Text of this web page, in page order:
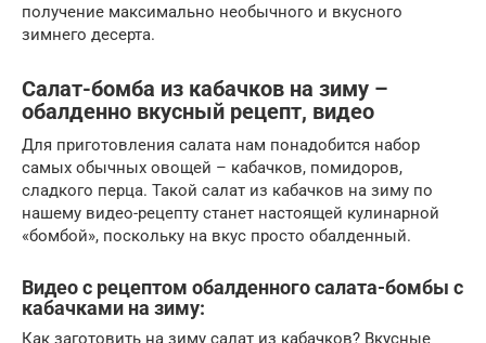
получение максимально необычного и вкусного
зимнего десерта.
Салат-бомба из кабачков на зиму –
обалденно вкусный рецепт, видео
Для приготовления салата нам понадобится набор
самых обычных овощей – кабачков, помидоров,
сладкого перца. Такой салат из кабачков на зиму по
нашему видео-рецепту станет настоящей кулинарной
«бомбой», поскольку на вкус просто обалденный.
Видео с рецептом обалденного салата-бомбы с
кабачками на зиму:
Как заготовить на зиму салат из кабачков? Вкусные